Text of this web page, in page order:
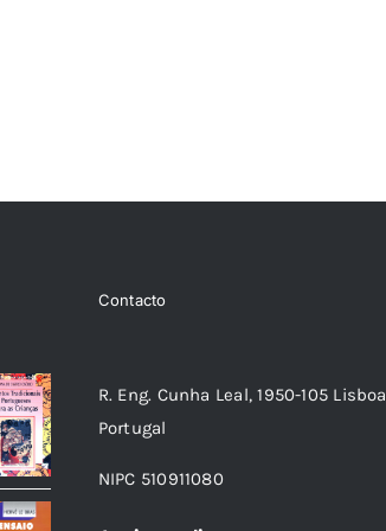
Contacto
R. Eng. Cunha Leal, 1950-105 Lisboa
Portugal
NIPC 510911080